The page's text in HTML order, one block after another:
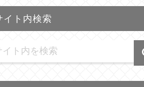
遺伝子検査(GIQ)で見つ
イト内検索